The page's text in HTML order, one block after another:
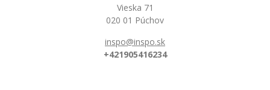
Vieska 71
020 01 Púchov
inspo@inspo.sk
+421905416234